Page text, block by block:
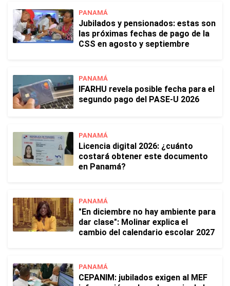
PANAMÁ
Jubilados y pensionados: estas son
las próximas fechas de pago de la
CSS en agosto y septiembre
PANAMÁ
IFARHU revela posible fecha para el
segundo pago del PASE-U 2026
PANAMÁ
Licencia digital 2026: ¿cuánto
costará obtener este documento
en Panamá?
PANAMÁ
"En diciembre no hay ambiente para
dar clase": Molinar explica el
cambio del calendario escolar 2027
PANAMÁ
CEPANIM: jubilados exigen al MEF